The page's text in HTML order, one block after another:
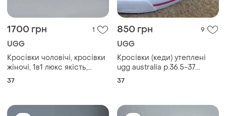
1700 грн 1
UGG
Кросівки чоловічі, кросівки
жіночі, 1в1 люкс якість,
шкіра, ugg tasman platform
37
850 грн 9
UGG
Кросівки (кеди) утеплені
ugg australia р.36.5-37.
оригінал
37